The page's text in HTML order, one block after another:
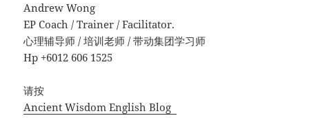
Andrew Wong
EP Coach / Trainer / Facilitator.
心理辅导师 / 培训老师 / 带动集团学习师
Hp +6012 606 1525
请按
Ancient Wisdom English Blog